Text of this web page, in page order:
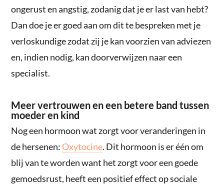
ongerust en angstig, zodanig dat je er last van hebt?
Dan doe je er goed aan om dit te bespreken met je
verloskundige zodat zij je kan voorzien van adviezen
en, indien nodig, kan doorverwijzen naar een
specialist.
Meer vertrouwen en een betere band tussen
moeder en kind
Nog een hormoon wat zorgt voor veranderingen in
de hersenen:Oxytocine. Dit hormoon is er één om
blij van te worden want het zorgt voor een goede
gemoedsrust, heeft een positief effect op sociale